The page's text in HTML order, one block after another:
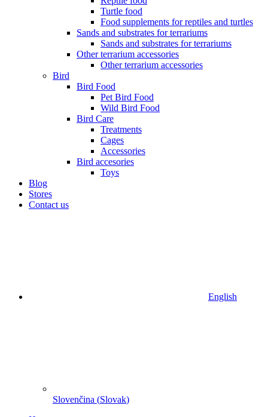
Turtle food
Food supplements for reptiles and turtles
Sands and substrates for terrariums
Sands and substrates for terrariums
Other terrarium accessories
Other terrarium accessories
Bird
Bird Food
Pet Bird Food
Wild Bird Food
Bird Care
Treatments
Cages
Accessories
Bird accesories
Toys
Blog
Stores
Contact us
English
Slovenčina (Slovak)